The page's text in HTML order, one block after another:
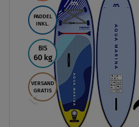
PADDEL
INKL.
BIS
60 kg
VERSAND
GRATIS